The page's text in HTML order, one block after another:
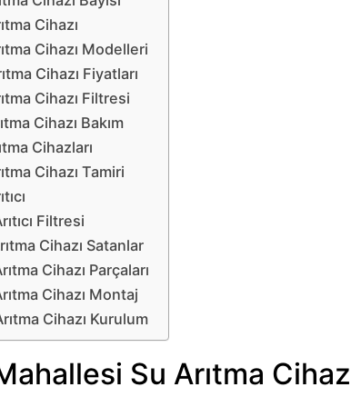
Cihazı
Cihazı Modelleri
Cihazı Fiyatları
Cihazı Filtresi
Cihazı Bakım
Cihazları
Cihazı Tamiri
Filtresi
Cihazı Satanlar
Cihazı Parçaları
Cihazı Montaj
Cihazı Kurulum
Su Arıtma